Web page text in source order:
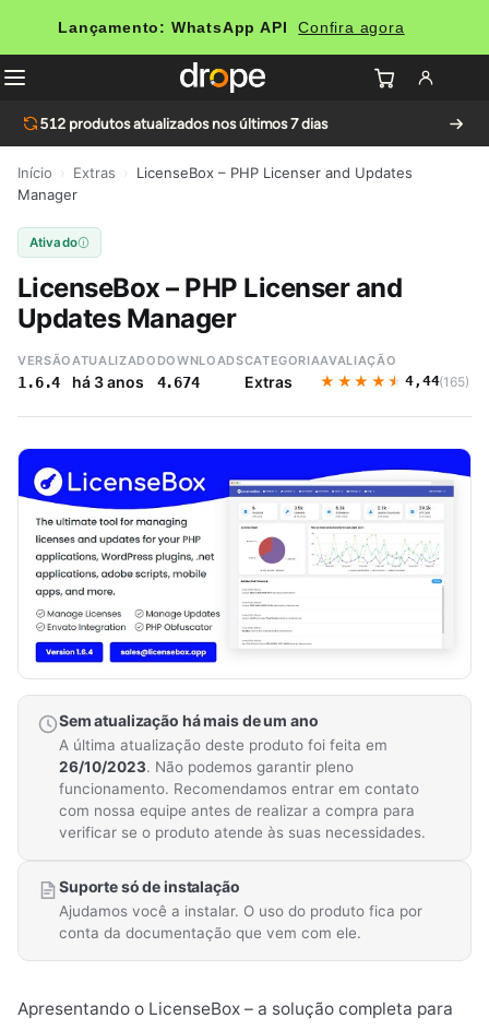
Lançamento: WhatsApp API Confira agora
512 produtos atualizados nos últimos 7 dias
Início Extras
LicenseBox – PHP Licenser and Updates
Manager
Ativado
LicenseBox – PHP Licenser and
Updates Manager
VERSÃO
1.6.4
ATUALIZADO
há 3 anos
DOWNLOADS
4.674
CATEGORIA
Extras
AVALIAÇÃO
★★★★★
★★★★★ 4,44(165)
Sem atualização há mais de um ano
A última atualização deste produto foi feita em
26/10/2023. Não podemos garantir pleno
funcionamento. Recomendamos entrar em contato
com nossa equipe antes de realizar a compra para
verificar se o produto atende às suas necessidades.
Suporte só de instalação
Ajudamos você a instalar. O uso do produto fica por
conta da documentação que vem com ele.
Apresentando o LicenseBox – a solução completa para